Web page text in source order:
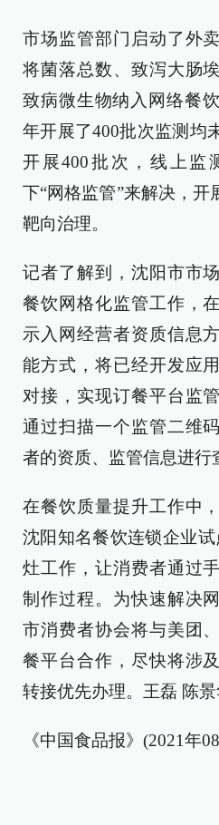
市场监管部门启动了外
将菌落总数、致泻大肠
致病微生物纳入网络餐
年开展了400批次监测均
开展400批次，线上监
下“网格监管”来解决，
靶向治理。
记者了解到，沈阳市市
餐饮网格化监管工作，
示入网经营者资质信息
能方式，将已经开发应
对接，实现订餐平台监
通过扫描一个监管二维
者的资质、监管信息进行
在餐饮质量提升工作中
沈阳知名餐饮连锁企业
灶工作，让消费者通过
制作过程。为快速解决
市消费者协会将与美团
餐平台合作，尽快将涉
转接优先办理。王磊 陈
《中国食品报》(2021年